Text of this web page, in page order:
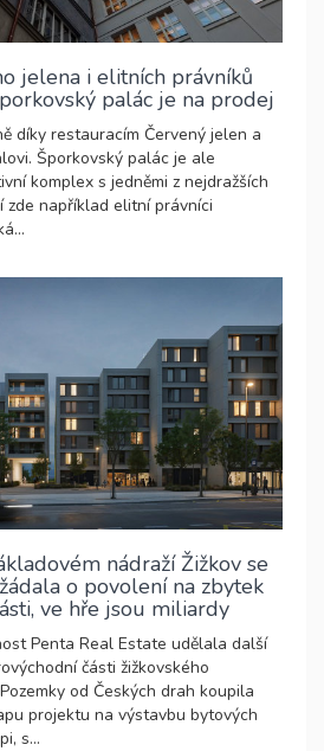
jelena i elitních právníků
palác je na prodej
díky restauracím Červený jelen a
Šporkovský palác je ale
komplex s jedněmi z nejdražších
zde například elitní právníci
nádraží Žižkov se
o povolení na zbytek
ve hře jsou miliardy
Penta Real Estate udělala další
části žižkovského
od Českých drah koupila
projektu na výstavbu bytových
s...